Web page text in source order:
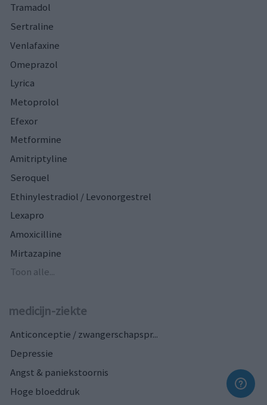
Tramadol
Sertraline
Venlafaxine
Omeprazol
Lyrica
Metoprolol
Efexor
Metformine
Amitriptyline
Seroquel
Ethinylestradiol / Levonorgestrel
Lexapro
Amoxicilline
Mirtazapine
Toon alle...
medicijn-ziekte
Anticonceptie / zwangerschapspr...
Depressie
Angst & paniekstoornis
Hoge bloeddruk